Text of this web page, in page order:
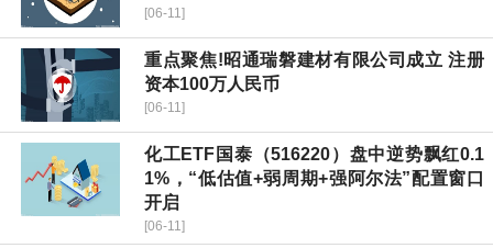
[06-11]
重点聚焦!昭通瑞磐建材有限公司成立 注册
资本100万人民币
[06-11]
化工ETF国泰（516220）盘中逆势飘红0.1
1%，“低估值+弱周期+强阿尔法”配置窗口
开启
[06-11]